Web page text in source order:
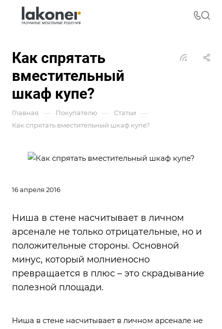
Как спрятать
вместительный
шкаф купе?
Главная — Покупателю — Статьи —
Как спрятать вместительный шкаф купе?
16 апреля 2016
Ниша в стене насчитывает в личном
арсенале не только отрицательные, но и
положительные стороны. Основной
минус, который молниеносно
превращается в плюс – это скрадывание
полезной площади.
Ниша в стене насчитывает в личном арсенале не